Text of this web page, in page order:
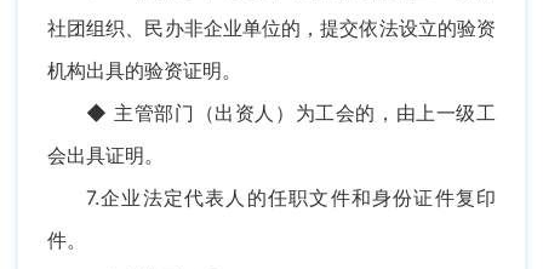
社团组织、民办非企业单位的，提交依法设立的验资
机构出具的验资证明。
◆ 主管部门（出资人）为工会的，由上一级工
会出具证明。
7.企业法定代表人的任职文件和身份证件复印
件。